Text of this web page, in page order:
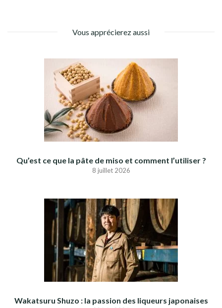
Vous apprécierez aussi
Qu’est ce que la pâte de miso et comment l’utiliser ?
8 juillet 2026
Wakatsuru Shuzo : la passion des liqueurs japonaises